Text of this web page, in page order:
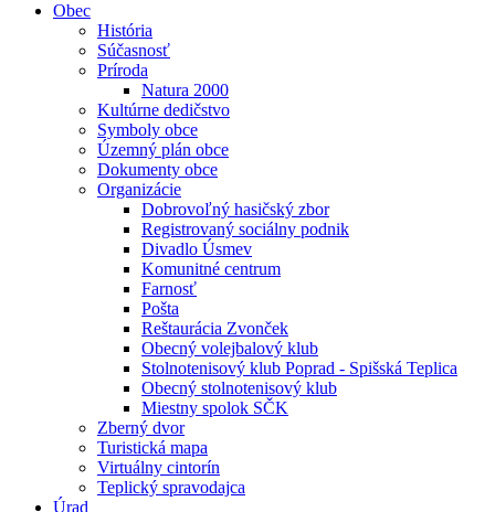
Obec
História
Súčasnosť
Príroda
Natura 2000
Kultúrne dedičstvo
Symboly obce
Územný plán obce
Dokumenty obce
Organizácie
Dobrovoľný hasičský zbor
Registrovaný sociálny podnik
Divadlo Úsmev
Komunitné centrum
Farnosť
Pošta
Reštaurácia Zvonček
Obecný volejbalový klub
Stolnotenisový klub Poprad - Spišská Teplica
Obecný stolnotenisový klub
Miestny spolok SČK
Zberný dvor
Turistická mapa
Virtuálny cintorín
Teplický spravodajca
Úrad